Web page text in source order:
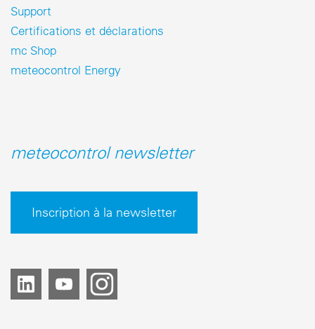
Support
Certifications et déclarations
mc Shop
meteocontrol Energy
meteocontrol newsletter
Inscription à la newsletter